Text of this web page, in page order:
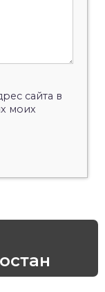
сайта в
моих